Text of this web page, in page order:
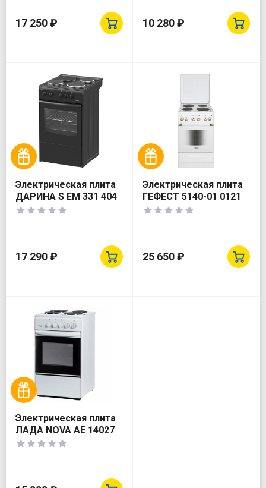
17 250 ₽ 10 280 ₽
Электрическая плита
ДАРИНА S EM 331 404
At
17 290 ₽
Электрическая плита
ГЕФЕСТ 5140-01 0121
25 650 ₽
Электрическая плита
ЛАДА NOVA AE 14027
W